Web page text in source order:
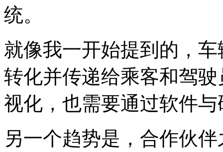
统。
就像我一开始提到的，
转化并传递给乘客和驾
视化，也需要通过软件
另一个趋势是，合作伙